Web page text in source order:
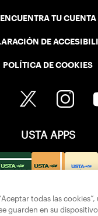
ENCUENTRA TU CUENTA
DE
POLÍTICA DE COOKIES
USTA APPS
todas las
guarden en su